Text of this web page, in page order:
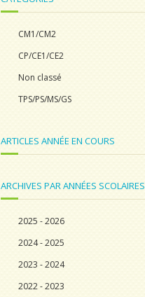
CM1/CM2
CP/CE1/CE2
Non classé
TPS/PS/MS/GS
ARTICLES ANNÉE EN COURS
ARCHIVES PAR ANNÉES SCOLAIRES
2025 - 2026
2024 - 2025
2023 - 2024
2022 - 2023